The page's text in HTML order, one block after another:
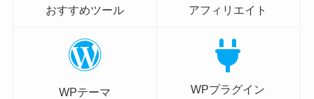
おすすめツール アフィリエイト
WPテーマ WPプラグイン